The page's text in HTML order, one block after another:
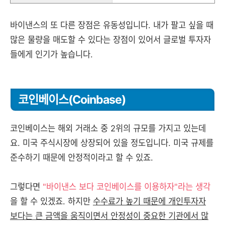
바이낸스의 또 다른 장점은 유동성입니다. 내가 팔고 싶을 때
많은 물량을 매도할 수 있다는 장점이 있어서 글로벌 투자자
들에게 인기가 높습니다.
코인베이스(Coinbase)
코인베이스는 해외 거래소 중 2위의 규모를 가지고 있는데
요. 미국 주식시장에 상장되어 있을 정도입니다. 미국 규제를
준수하기 때문에 안정적이라고 할 수 있죠.
그렇다면 "바이낸스 보다 코인베이스를 이용하자"라는 생각
을 할 수 있겠죠. 하지만 수수료가 높기 때문에 개인투자자
보다는 큰 금액을 움직이면서 안정성이 중요한 기관에서 많